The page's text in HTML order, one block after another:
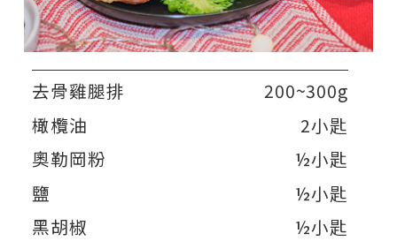
去骨雞腿排
200~300g
橄欖油
2小匙
奧勒岡粉
½小匙
鹽
½小匙
黑胡椒
½小匙